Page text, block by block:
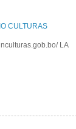
CULTURAS
LA